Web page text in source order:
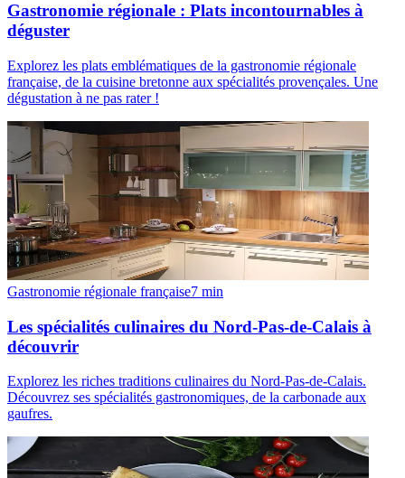
Gastronomie régionale : Plats incontournables à
déguster
Explorez les plats emblématiques de la gastronomie régionale
française, de la cuisine bretonne aux spécialités provençales. Une
dégustation à ne pas rater !
Gastronomie régionale française7 min
Les spécialités culinaires du Nord-Pas-de-Calais à
découvrir
Explorez les riches traditions culinaires du Nord-Pas-de-Calais.
Découvrez ses spécialités gastronomiques, de la carbonade aux
gaufres.